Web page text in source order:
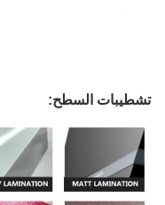
تشطيبات السطح: